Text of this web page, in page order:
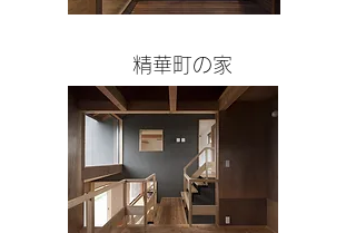
精華町の家